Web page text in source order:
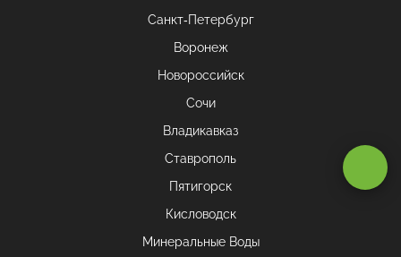
Санкт-Петербург
Воронеж
Новороссийск
Сочи
Владикавказ
Ставрополь
Пятигорск
Кисловодск
Минеральные Воды
Оставаясь на сайте, вы даете
Принимаю